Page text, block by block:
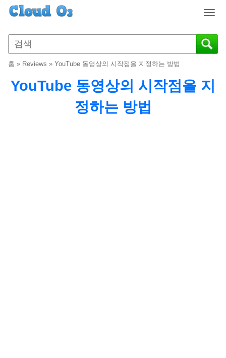
T
g
g
n
a
홈 » Reviews » YouTube 동영상의 시작점을 지정하는 방법
YouTube 동영상의 시작점을 지
정하는 방법